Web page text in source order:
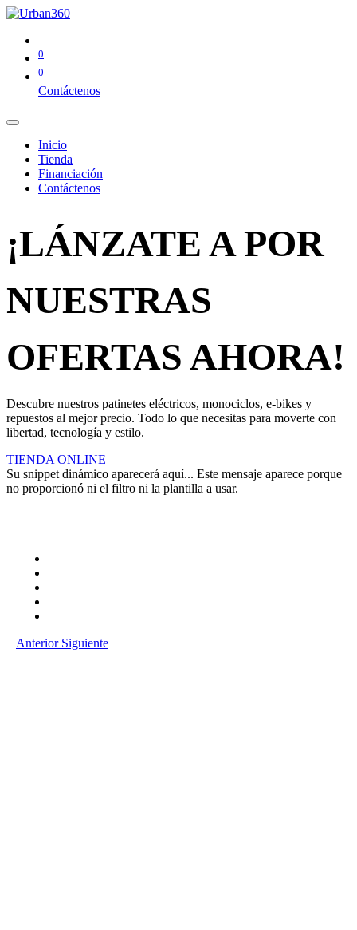
0
0
Contáctenos
Inicio
Tienda
Financiación
Contáctenos
¡LÁNZATE A POR
NUESTRAS
OFERTAS AHORA!
Descubre nuestros patinetes eléctricos, monociclos, e-bikes y
repuestos al mejor precio. Todo lo que necesitas para moverte con
libertad, tecnología y estilo.
TIENDA ONLINE
Su snippet dinámico aparecerá aquí... Este mensaje aparece porque
no proporcionó ni el filtro ni la plantilla a usar.
Anterior Siguiente